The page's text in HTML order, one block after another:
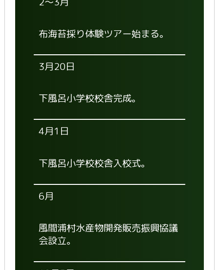
布海苔採り体験ツアー始まる。
3月20日
下風呂小学校校舎完成。
4月1日
下風呂小学校校舎入校式。
6月
風間浦村水産物開発販売振興協議
会設立。